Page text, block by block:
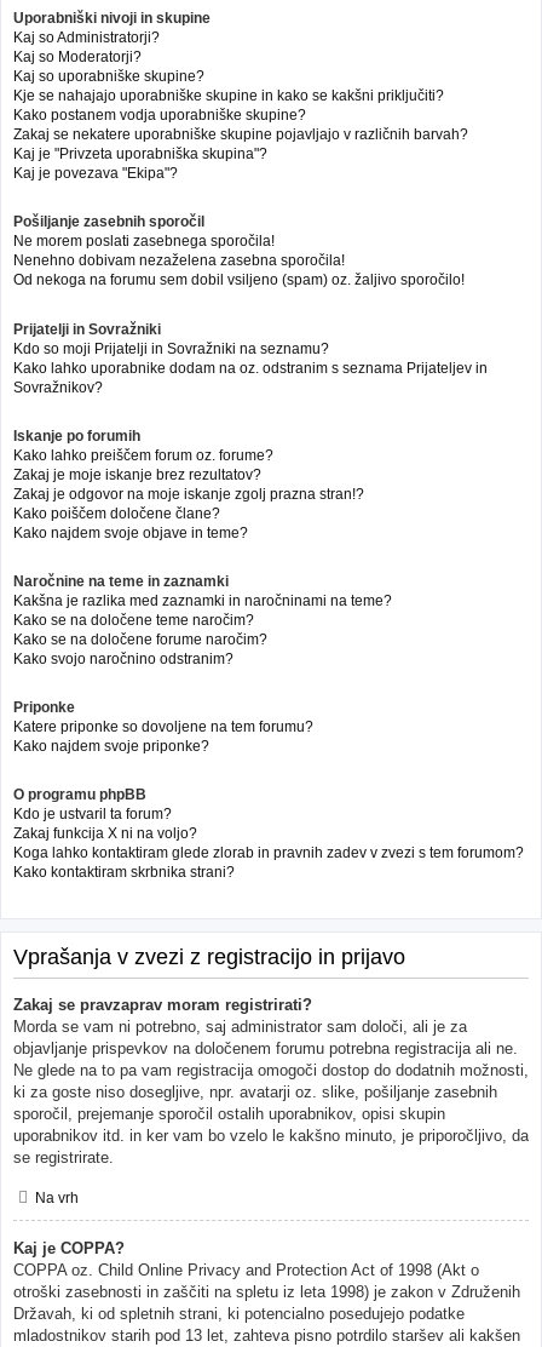
Uporabniški nivoji in skupine
Kaj so Administratorji?
Kaj so Moderatorji?
Kaj so uporabniške skupine?
Kje se nahajajo uporabniške skupine in kako se kakšni priključiti?
Kako postanem vodja uporabniške skupine?
Zakaj se nekatere uporabniške skupine pojavljajo v različnih barvah?
Kaj je "Privzeta uporabniška skupina"?
Kaj je povezava "Ekipa"?
Pošiljanje zasebnih sporočil
Ne morem poslati zasebnega sporočila!
Nenehno dobivam nezaželena zasebna sporočila!
Od nekoga na forumu sem dobil vsiljeno (spam) oz. žaljivo sporočilo!
Prijatelji in Sovražniki
Kdo so moji Prijatelji in Sovražniki na seznamu?
Kako lahko uporabnike dodam na oz. odstranim s seznama Prijateljev in
Sovražnikov?
Iskanje po forumih
Kako lahko preiščem forum oz. forume?
Zakaj je moje iskanje brez rezultatov?
Zakaj je odgovor na moje iskanje zgolj prazna stran!?
Kako poiščem določene člane?
Kako najdem svoje objave in teme?
Naročnine na teme in zaznamki
Kakšna je razlika med zaznamki in naročninami na teme?
Kako se na določene teme naročim?
Kako se na določene forume naročim?
Kako svojo naročnino odstranim?
Priponke
Katere priponke so dovoljene na tem forumu?
Kako najdem svoje priponke?
O programu phpBB
Kdo je ustvaril ta forum?
Zakaj funkcija X ni na voljo?
Koga lahko kontaktiram glede zlorab in pravnih zadev v zvezi s tem forumom?
Kako kontaktiram skrbnika strani?
Vprašanja v zvezi z registracijo in prijavo
Zakaj se pravzaprav moram registrirati?
Morda se vam ni potrebno, saj administrator sam določi, ali je za
objavljanje prispevkov na določenem forumu potrebna registracija ali ne.
Ne glede na to pa vam registracija omogoči dostop do dodatnih možnosti,
ki za goste niso dosegljive, npr. avatarji oz. slike, pošiljanje zasebnih
sporočil, prejemanje sporočil ostalih uporabnikov, opisi skupin
uporabnikov itd. in ker vam bo vzelo le kakšno minuto, je priporočljivo, da
se registrirate.
Na vrh
Kaj je COPPA?
COPPA oz. Child Online Privacy and Protection Act of 1998 (Akt o
otroški zasebnosti in zaščiti na spletu iz leta 1998) je zakon v Združenih
Državah, ki od spletnih strani, ki potencialno posedujejo podatke
mladostnikov starih pod 13 let, zahteva pisno potrdilo staršev ali kakšen